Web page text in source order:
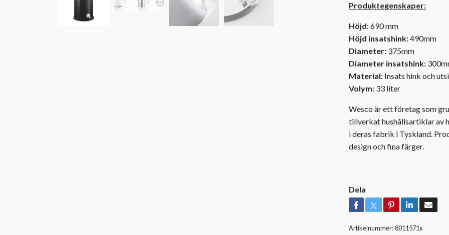
Produktegenskaper:
Höjd:690 mm
Höjd insatshink:490mm
Diameter: 375mm
Diameter insatshink:
Material: Insats hink och
Volym: 33 liter
Wesco är ett företag som
tillverkat hushållsartiklar av
i deras fabrik i Tyskland.
design och fina färger.
Dela
Artikelnummer:8011571x